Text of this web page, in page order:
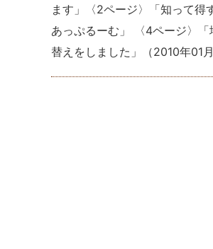
ます」〈2ページ〉「知って得
あっぷるーむ」 〈4ページ〉
替えをしました」
（2010年01